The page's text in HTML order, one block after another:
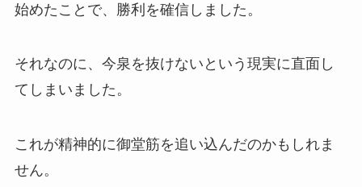
始めたことで、勝利を確信しました。
それなのに、今泉を抜けないという現実に直面し
てしまいました。
これが精神的に御堂筋を追い込んだのかもしれま
せん。